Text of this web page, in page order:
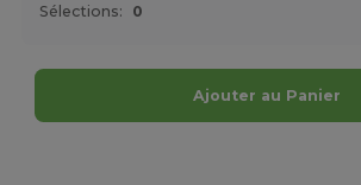
Sélections: 0
Ajouter au Panier